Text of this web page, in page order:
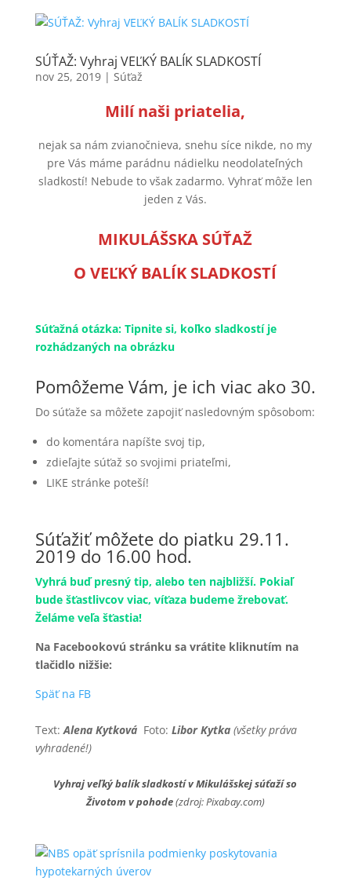
SÚŤAŽ: Vyhraj VEĽKÝ BALÍK SLADKOSTÍ
nov 25, 2019| Súťaž
Milí naši priatelia,
nejak sa nám zvianočnieva, snehu síce nikde, no my
pre Vás máme parádnu nádielku neodolateľných
sladkostí! Nebude to však zadarmo. Vyhrať môže len
jeden z Vás.
MIKULÁŠSKA SÚŤAŽ
O VEĽKÝ BALÍK SLADKOSTÍ
Súťažná otázka: Tipnite si, koľko sladkostí je
rozhádzaných na obrázku
Pomôžeme Vám, je ich viac ako 30.
Do súťaže sa môžete zapojiť nasledovným spôsobom:
do komentára napíšte svoj tip,
zdieľajte súťaž so svojimi priateľmi,
LIKE stránke poteší!
Súťažiť môžete do piatku 29.11.
2019 do 16.00 hod.
Vyhrá buď presný tip, alebo ten najbližší. Pokiaľ
bude šťastlivcov viac, víťaza budeme žrebovať.
Želáme veľa šťastia!
Na Facebookovú stránku sa vrátite kliknutím na
tlačidlo nižšie:
Späť na FB
Text:Alena KytkováFoto: Libor Kytka (všetky práva
vyhradené!)
Vyhraj veľký balík sladkostí v Mikulášskej súťaží so
Životom v pohode(zdroj: Pixabay.com)